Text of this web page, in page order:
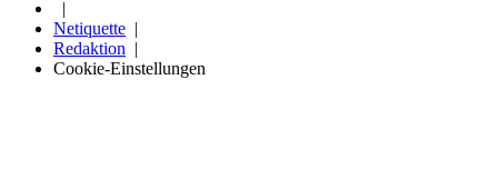
Netiquette
Redaktion
Cookie-Einstellungen